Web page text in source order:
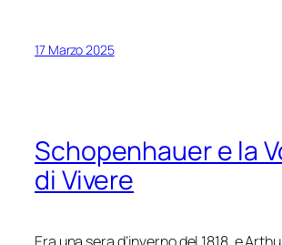
17 Marzo 2025
Schopenhauer e la
di Vivere